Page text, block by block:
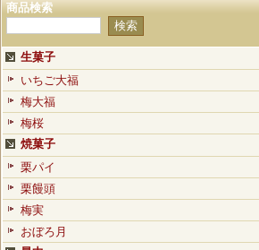
商品検索
生菓子
いちご大福
梅大福
梅桜
焼菓子
栗パイ
栗饅頭
梅実
おぼろ月